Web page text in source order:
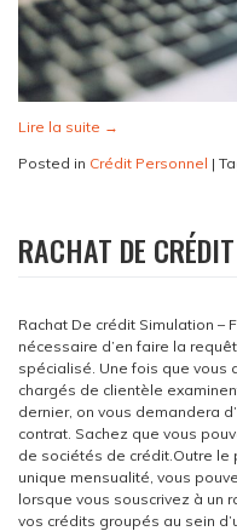
Lire la suite →
Posted in Crédit Personnel |
RACHAT DE
Rachat De crédit Simulation –
nécessaire d’en faire la
spécialisé. Une fois que vous
chargés de clientèle
dernier, on vous demandera
contrat. Sachez que vous
de sociétés de crédit. Outre le
unique mensualité, vous
lorsque vous souscrivez à un
vos crédits groupés au sein